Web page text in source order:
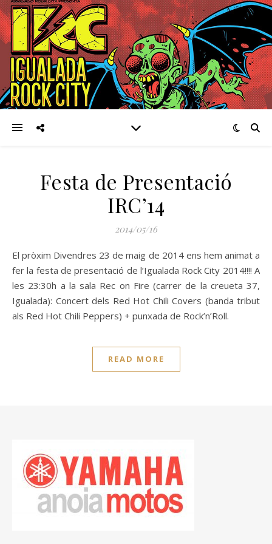
Festa de Presentació
IRC’14
2014/05/16
El pròxim Divendres 23 de maig de 2014 ens hem animat a
fer la festa de presentació de l’Igualada Rock City 2014!!!! A
les 23:30h a la sala Rec on Fire (carrer de la creueta 37,
Igualada): Concert dels Red Hot Chili Covers (banda tribut
als Red Hot Chili Peppers) + punxada de Rock’n’Roll.
READ MORE